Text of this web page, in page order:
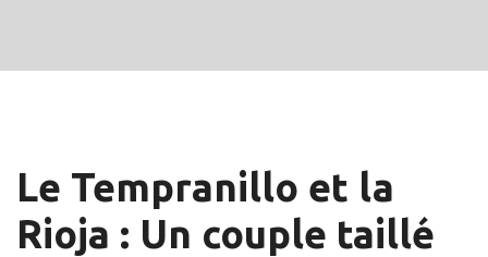
Le Tempranillo et la
Rioja : Un couple taillé